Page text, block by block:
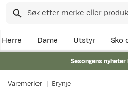
Herre Dame Utstyr Sko
Sesongens nyheter
Varemerker Brynje